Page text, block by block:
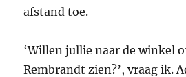
afstand toe.
‘Willen jullie naar de winkel
Rembrandt zien?’, vraag ik.